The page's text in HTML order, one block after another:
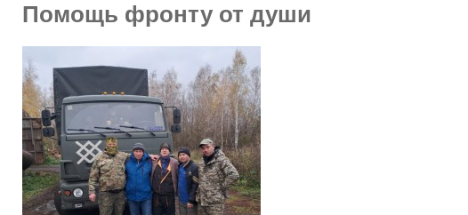
Помощь фронту от души